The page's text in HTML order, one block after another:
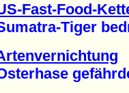
Fast-Food-
Tiger